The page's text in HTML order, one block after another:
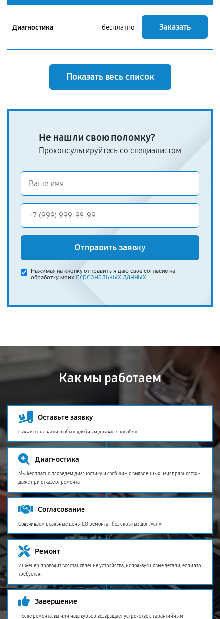
Диагностика бесплатно Заказать
Показать весь список
Не нашли свою поломку?
Проконсультируйтесь со специалистом
Отправить заявку
Нажимая на кнопку отправить я даю свое согласие на
обработку моих персональных данных.
Как мы работаем
Оставьте заявку
Свяжитесь с нами любым удобным для вас способом
Диагностика
Мы бесплатно проведем диагностику и сообщим о выявленных неисправностях -
даже при отказе от ремонта
Согласование
Озвучиваем реальные цены ДО ремонта - без скрытых доп. услуг
Ремонт
Инженер проводит восстановление устройства, используя новые детали, если это
требуется.
Завершение
После ремонта, вы или наш курьер возвращает устройство с гарантийным